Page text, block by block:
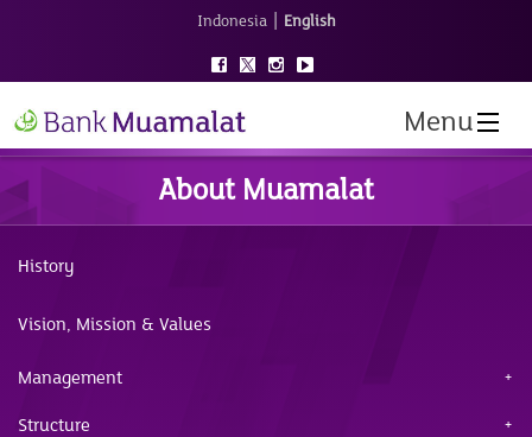
Indonesia | English
Menu
About Muamalat
History
Vision, Mission & Values
Management
Structure